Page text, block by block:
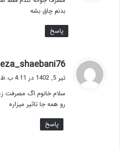
:
بدنم چاق بشه
پاسخ
تیر 5, 1402 در 4:11 ب.ظ
سلام خانوم اگ مصرفت
رو همه جا تاثیر میزاره
پاسخ